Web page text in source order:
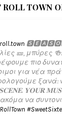
ROLL TOWN
🆂🅴🅰🆂🅾🅽
🎫, μπύρες
πιο
για νέα
ξανά:
𝐘𝐎𝐔𝐑
να